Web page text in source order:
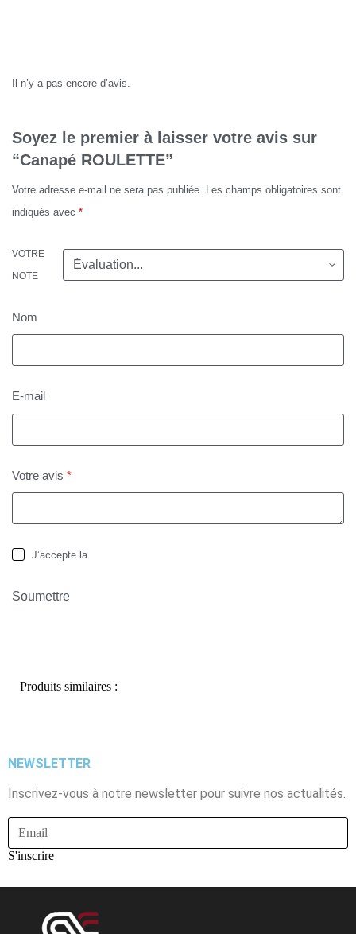
Il n’y a pas encore d’avis.
Soyez le premier à laisser votre avis sur
“Canapé ROULETTE”
Votre adresse e-mail ne sera pas publiée.
Les champs obligatoires sont
indiqués avec *
VOTRE
NOTE
Nom
E-mail
Votre avis *
J’accepte la
Soumettre
Produits similaires :
NEWSLETTER
Inscrivez-vous à notre newsletter pour suivre nos actualités.
S'inscrire